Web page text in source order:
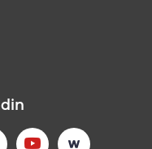
KUPASINI